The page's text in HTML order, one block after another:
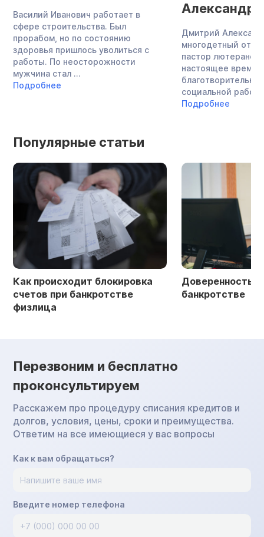
Василий Иванович работает в
сфере строительства. Был
прорабом, но по состоянию
здоровья пришлось уволиться с
работы. По неосторожности
мужчина стал ...
Подробнее
Дмитрий
многодетный
пастор
настоящее время
социальной
Подробнее
Популярные статьи
Как происходит блокировка
счетов при банкротстве
физлица
Доверенность
банкротстве
Перезвоним и бесплатно
проконсультируем
Расскажем про процедуру списания кредитов и
долгов, условия, цены, сроки и преимущества.
Ответим на все имеющиеся у вас вопросы
Как к вам обращаться?
Введите номер телефона